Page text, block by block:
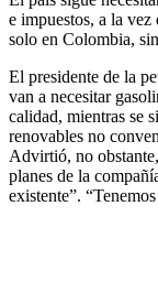
e impuestos, a la
solo en Colombia,
El presidente de la
van a necesitar
calidad, mientras se
renovables no
Advirtió, no
planes de la
existente”.